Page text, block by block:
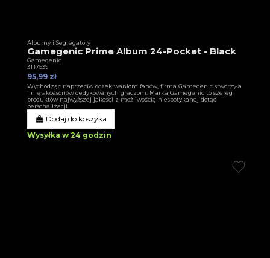
Albumy i Segregatory
Gamegenic Prime Album 24-Pocket - Black
Gamegenic
3T17539
95,99 zł
Wychodząc naprzeciw oczekiwaniom fanów, firma Gamegenic stworzyła
linię akcesoriów dedykowanych graczom. Marka Gamegenic to szereg
produktów najwyższej jakości z możliwością niespotykanej dotąd
personalizacji.
Dodaj do koszyka
Wysyłka w 24 godzin